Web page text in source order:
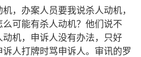
，办案人员要我说杀人动机，
可能有杀人动机？他们说不
机，申诉人没有办法，只好
人打牌时骂申诉人。审讯的罗